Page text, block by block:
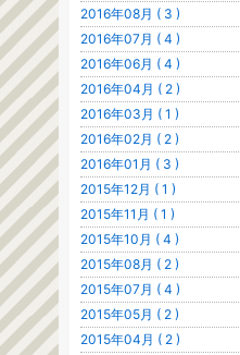
2016年08月 ( 3 )
2016年07月 ( 4 )
2016年06月 ( 4 )
2016年04月 ( 2 )
2016年03月 ( 1 )
2016年02月 ( 2 )
2016年01月 ( 3 )
2015年12月 ( 1 )
2015年11月 ( 1 )
2015年10月 ( 4 )
2015年08月 ( 2 )
2015年07月 ( 4 )
2015年05月 ( 2 )
2015年04月 ( 2 )